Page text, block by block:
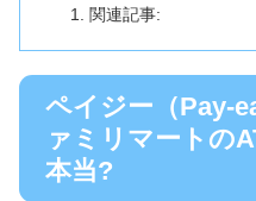
関連記事:
ペイジー（Pay-
ァミリマートの
本当?